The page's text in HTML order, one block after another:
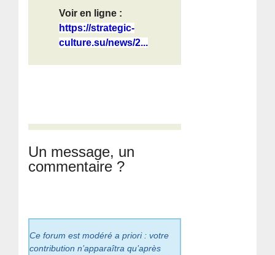
Voir en ligne :
https://strategic-
culture.su/news/2...
Un message, un
commentaire ?
Ce forum est modéré a priori : votre
contribution n’apparaîtra qu’après